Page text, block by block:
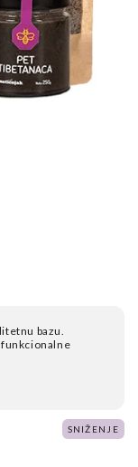
bazu.
SNIŽENJE